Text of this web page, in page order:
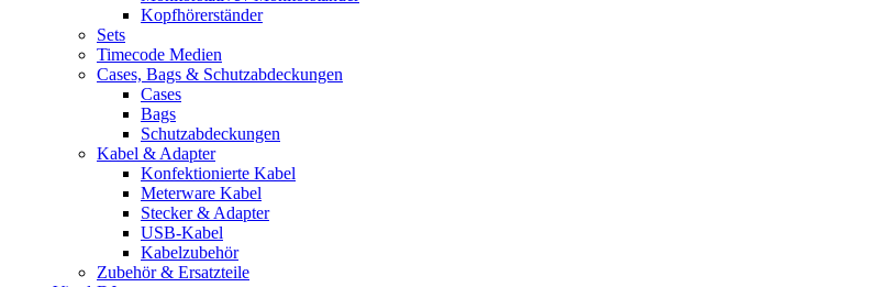
Kopfhörerständer
Sets
Timecode Medien
Cases, Bags & Schutzabdeckungen
Cases
Bags
Schutzabdeckungen
Kabel & Adapter
Konfektionierte Kabel
Meterware Kabel
Stecker & Adapter
USB-Kabel
Kabelzubehör
Zubehör & Ersatzteile